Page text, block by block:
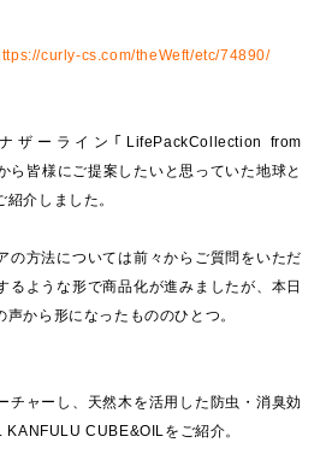
curly-cs.com/theWeft/etc/74890/
ザーライン「LifePackCollection from
ら皆様にご提案したいと思っていた地球と
介しました。
の方法については前々からご質問をいただ
るような形で商品化が進みましたが、本日
から形になったもののひとつ。
チャーし、天然木を活用した防虫・消臭効
CUBE&OILをご紹介。